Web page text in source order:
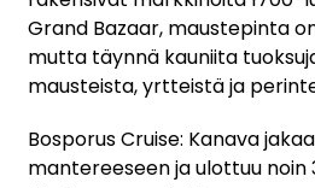
Grand Bazaar, maustepinta
mutta täynnä kauniita
mausteista, yrtteistä ja
Bosporus Cruise: Kanava
mantereeseen ja ulottuu noin